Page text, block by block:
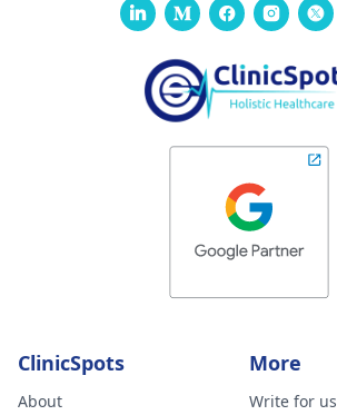
ClinicSpots
About
More
Write for us